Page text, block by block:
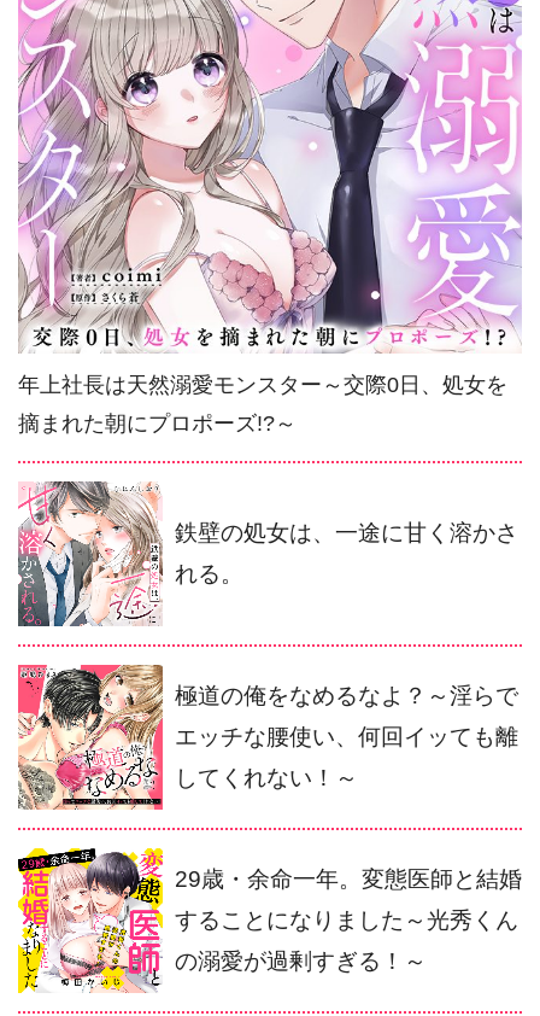
年上社長は天然溺愛モンスター～交際0日、処女を
摘まれた朝にプロポーズ!?～
鉄壁の処女は、一途に甘く溶かさ
れる。
極道の俺をなめるなよ？～淫らで
エッチな腰使い、何回イッても離
してくれない！～
29歳・余命一年。変態医師と結婚
することになりました～光秀くん
の溺愛が過剰すぎる！～